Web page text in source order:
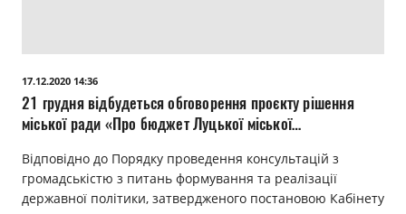
17.12.2020 14:36
21 грудня відбудеться обговорення проєкту рішення
міської ради «Про бюджет Луцької міської
Відповідно до Порядку проведення консультацій з
громадськістю з питань формування та реалізації
державної політики, затвердженого постановою Кабінету